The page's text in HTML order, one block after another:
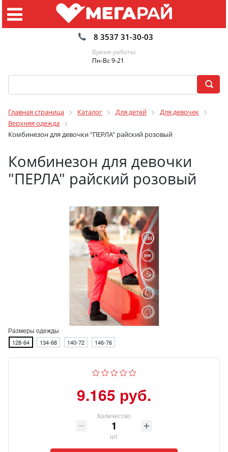
8 3537 31-30-03
Время работы:
Пн-Вс 9-21
Главная страница Каталог Для детей
Для девочек
Верхняя одежда
Комбинезон для девочки "ПЕРЛА" райский розовый
Комбинезон для девочки
"ПЕРЛА" райский розовый
Размеры одежды
128-64 134-68 140-72 146-76
9.165 руб.
Количество
шт